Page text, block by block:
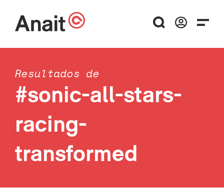
Resultados de
#sonic-all-stars-
racing-
transformed